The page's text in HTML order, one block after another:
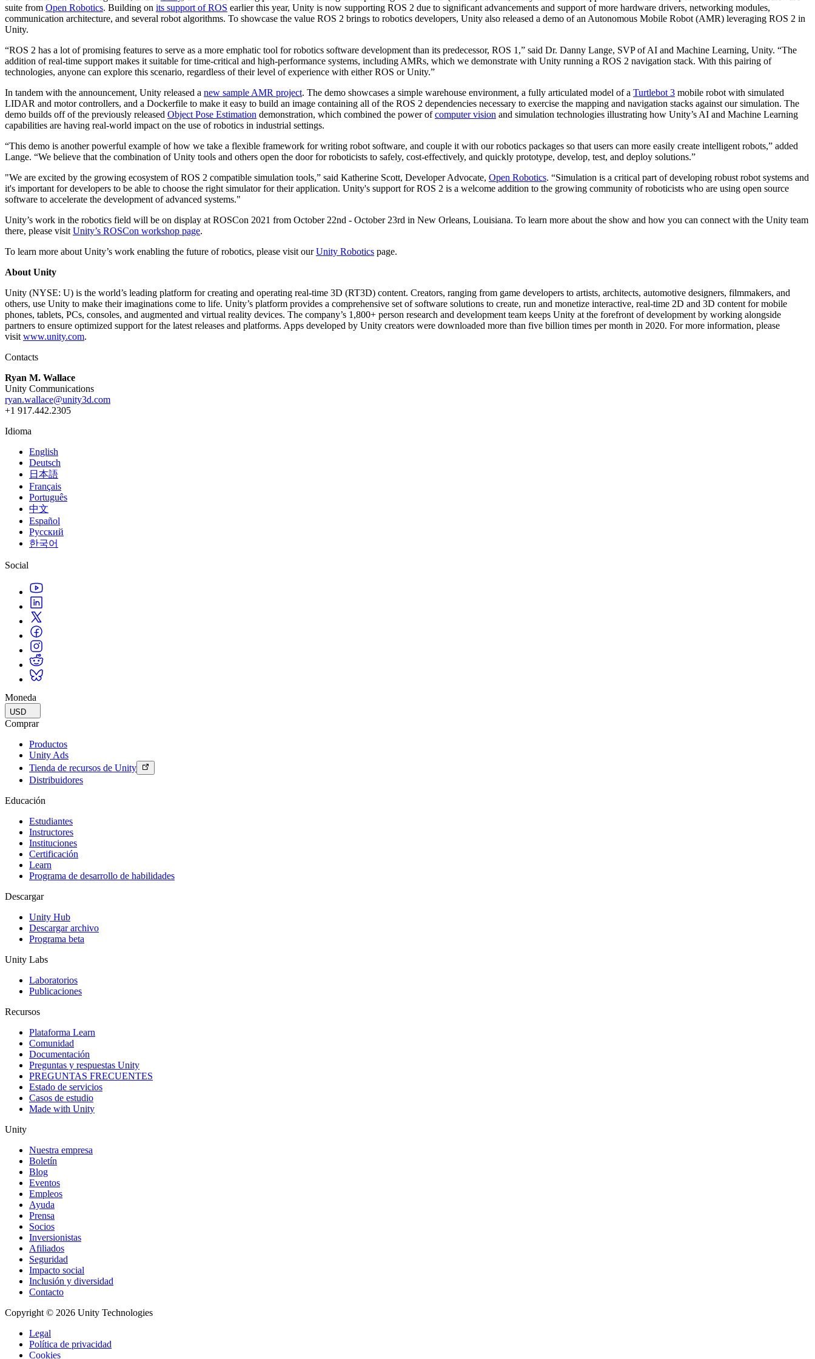
LiveOps
Perspectivas post-lanzamiento y operaciones de juego en vivo
Expande
Adquisición de usuarios
Compras dentro de la aplicación
Gestionar las IAP dentro de la aplicación en tiendas físicas y en el canal directo al consumidor (D2C).
Monetización
Conecta a los jugadores con los juegos adecuados
Casos de uso
Juegos móviles
Crea y expande éxitos móviles con Unity
Lanza grandes juegos con equipos pequeños
Juegos XR
Lanza juegos XR en múltiples plataformas
Juegos multijugador
Simplifica el desarrollo de juegos multijugador
Venta minorista
Transforma las experiencias en tienda en experiencias en línea
Industria automotriz
Impulsar la innovación y las experiencias en el automóvil
Información útil
Casos de estudio
Historias de éxito en el mundo real
Guías de mejores prácticas
Demostraciones
Demostraciones, muestras y bloques de construcción
Todos los recursos
Novedades
Actualizaciones, información y consejos técnicos
Novedades
Únete a desarrolladores, creadores e insiders
Premios Unity
Celebrando a los creadores de Unity en todo el mundo
Guías prácticas
Consejos prácticos y mejores prácticas
Educación
Para estudiantes
Para docentes
Potencia tu enseñanza
Licencia gratuita para fines educativos
Lleva el poder de Unity a tu institución
Certificaciones
Demuestra tu dominio de Unity
suite from Open Robotics. Building on its support of ROS earlier this year, Unity is now supporting ROS 2 due to significant advancements and support of more hardware drivers, networking modules,
communication architecture, and several robot algorithms. To showcase the value ROS 2 brings to robotics developers, Unity also released a demo of an Autonomous Mobile Robot (AMR) leveraging ROS 2 in
Unity.
“ROS 2 has a lot of promising features to serve as a more emphatic tool for robotics software development than its predecessor, ROS 1,” said Dr. Danny Lange, SVP of AI and Machine Learning, Unity. “The
addition of real-time support makes it suitable for time-critical and high-performance systems, including AMRs, which we demonstrate with Unity running a ROS 2 navigation stack. With this pairing of
technologies, anyone can explore this scenario, regardless of their level of experience with either ROS or Unity.”
In tandem with the announcement, Unity released a new sample AMR project. The demo showcases a simple warehouse environment, a fully articulated model of a Turtlebot 3 mobile robot with simulated
LIDAR and motor controllers, and a Dockerfile to make it easy to build an image containing all of the ROS 2 dependencies necessary to exercise the mapping and navigation stacks against our simulation. The
demo builds off of the previously released Object Pose Estimation demonstration, which combined the power ofcomputer vision and simulation technologies illustrating how Unity’s AI and Machine Learning
capabilities are having real-world impact on the use of robotics in industrial settings.
“This demo is another powerful example of how we take a flexible framework for writing robot software, and couple it with our robotics packages so that users can more easily create intelligent robots,” added
Lange. “We believe that the combination of Unity tools and others open the door for roboticists to safely, cost-effectively, and quickly prototype, develop, test, and deploy solutions.”
"We are excited by the growing ecosystem of ROS 2 compatible simulation tools,” said Katherine Scott, Developer Advocate, Open Robotics. “Simulation is a critical part of developing robust robot systems and
it's important for developers to be able to choose the right simulator for their application. Unity's support for ROS 2 is a welcome addition to the growing community of roboticists who are using open source
software to accelerate the development of advanced systems."
Unity’s work in the robotics field will be on display at ROSCon 2021 from October 22nd - October 23rd in New Orleans, Louisiana. To learn more about the show and how you can connect with the Unity team
there, please visit Unity’s ROSCon workshop page.
To learn more about Unity’s work enabling the future of robotics, please visit ourUnity Robotics page.
About Unity
Unity (NYSE: U) is the world’s leading platform for creating and operating real-time 3D (RT3D) content. Creators, ranging from game developers to artists, architects, automotive designers, filmmakers, and
others, use Unity to make their imaginations come to life. Unity’s platform provides a comprehensive set of software solutions to create, run and monetize interactive, real-time 2D and 3D content for mobile
phones, tablets, PCs, consoles, and augmented and virtual reality devices. The company’s 1,800+ person research and development team keeps Unity at the forefront of development by working alongside
partners to ensure optimized support for the latest releases and platforms. Apps developed by Unity creators were downloaded more than five billion times per month in 2020. For more information, please
visit www.unity.com.
Contacts
Ryan M. Wallace
Unity Communications
ryan.wallace@unity3d.com
+1 917.442.2305
Idioma
English
Deutsch
日本語
Français
Português
中文
Español
Русский
한국어
Social
Moneda
USD
Comprar
Productos
Unity Ads
Tienda de recursos de Unity
Distribuidores
Educación
Estudiantes
Instructores
Instituciones
Certificación
Learn
Programa de desarrollo de habilidades
Descargar
Unity Hub
Descargar archivo
Programa beta
Unity Labs
Laboratorios
Publicaciones
Recursos
Plataforma Learn
Comunidad
Documentación
Preguntas y respuestas Unity
PREGUNTAS FRECUENTES
Estado de servicios
Casos de estudio
Made with Unity
Unity
Nuestra empresa
Boletín
Blog
Eventos
Empleos
Ayuda
Prensa
Socios
Inversionistas
Afiliados
Seguridad
Impacto social
Inclusión y diversidad
Contacto
Copyright © 2026 Unity Technologies
Legal
Política de privacidad
Cookies